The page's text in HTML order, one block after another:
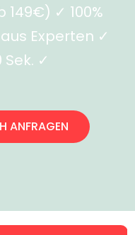
149€) ✓ 100%
Experten ✓
✓
ANFRAGEN